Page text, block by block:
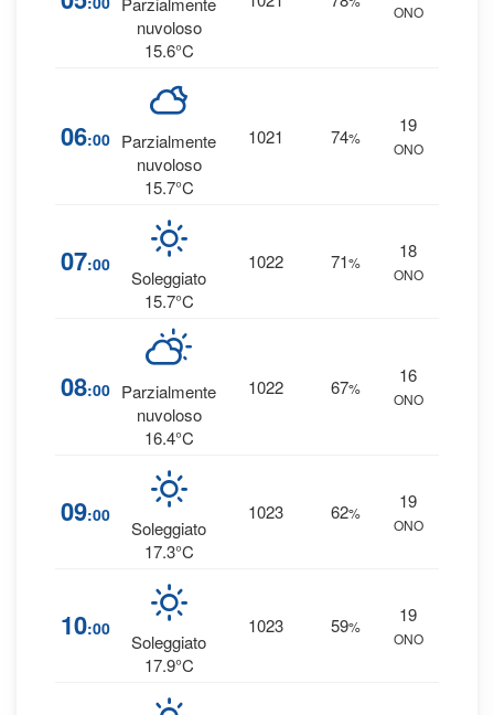
nuvoloso
15.6°C
ONO
06:00 Parzialmente
nuvoloso
15.7°C
1021 74%
19
ONO
07:00
Soleggiato
15.7°C
1022 71%
18
ONO
08:00 Parzialmente
nuvoloso
16.4°C
1022 67%
16
ONO
09:00
Soleggiato
17.3°C
1023 62%
19
ONO
10:00
Soleggiato
17.9°C
1023 59%
19
ONO